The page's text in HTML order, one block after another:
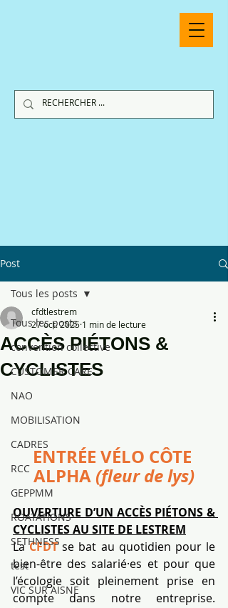
Post
Tous les posts
convention collective
CUSTOMER CARE
NAO
MOBILISATION
CADRES
RCC
GEPPMM
ROATATIONS
SETHNESS
test
VIC SUR AISNE
Tous les posts
ACCÈS PIÉTONS &
CYCLISTES
cfdtlestrem
27 oct. 2025 1 min de lecture
ENTRÉE VÉLO CÔTE
ALPHA (fleur de lys)
OUVERTURE D’UN ACCÈS PIÉTONS &
CYCLISTES AU SITE DE LESTREM
La CFDT se bat au quotidien pour le
bien-être des salarié·es et pour que
l’écologie soit pleinement prise en
compte dans notre entreprise.